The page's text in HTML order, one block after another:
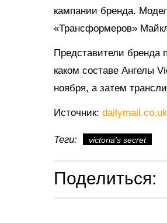
кампании бренда.
«Трансформеров»
Представители бренда
каком составе Ангелы
ноября, а затем
Источник: dailymail.co.uk
Теги: victoria's secret
Поделиться: